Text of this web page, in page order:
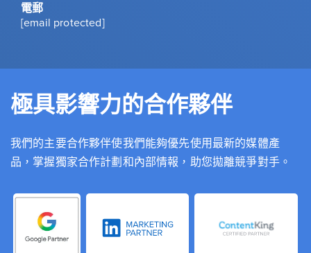
電郵
[email protected]
極具影響力的合作夥伴
我們的主要合作夥伴使我們能夠優先使用最新的媒體產
品，掌握獨家合作計劃和內部情報，助您拋離競爭對手。